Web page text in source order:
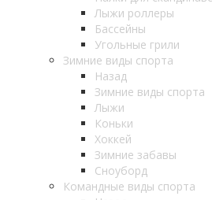
Лыжи роллеры
Бассейны
Угольные грили
Зимние виды спорта
Назад
Зимние виды спорта
Лыжи
Коньки
Хоккей
Зимние забавы
Сноуборд
Командные виды спорта